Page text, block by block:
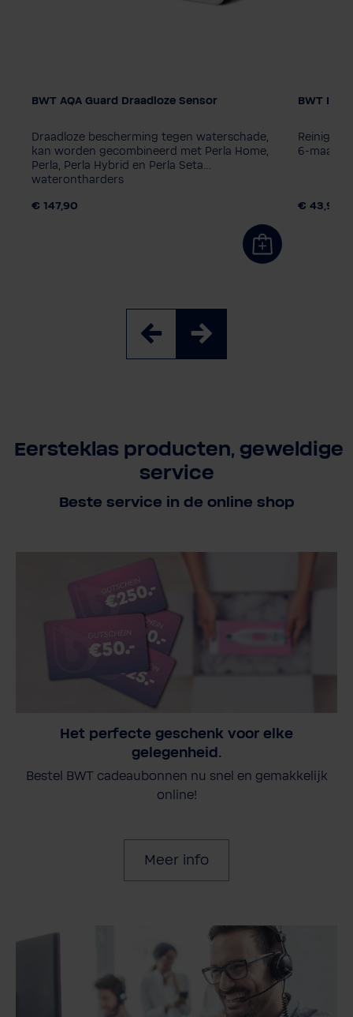
BWT AQA Guard Draadloze Sensor
Draadloze bescherming tegen waterschade,
kan worden gecombineerd met Perla Home,
Perla, Perla Hybrid en Perla Seta
waterontharders
€ 147,90
BWT
6-
€ 43,90
Eersteklas producten, geweldige
service
Beste service in de online shop
Het perfecte geschenk voor elke
gelegenheid.
Bestel BWT cadeaubonnen nu snel en gemakkelijk
online!
Meer info